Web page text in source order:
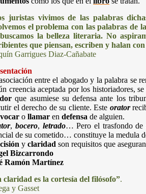
juristas vivimos de las palabras
el problema con las palabras
la belleza literaria. No
que piensan, escriben y halan
Garrigues Diaz-Cañabate
entre el abogado y la palabra se
creencia aceptada por los historiadores,
que asumiese su defensa ante los
el derecho de su cliente. Este orator
ollamar endefensa de alguien.
, bocero, letrado… Pero el trasfondo de
de su cometido… constituye la medula
yclaridad son requisitos que
Bizcarrondo
Ramón Martínez
claridad es la cortesía del filósofo”.
y Gasset